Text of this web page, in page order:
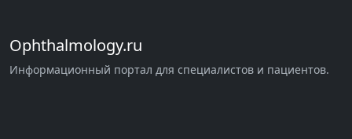
Ophthalmology.ru
Информационный портал для специалистов и пациентов.